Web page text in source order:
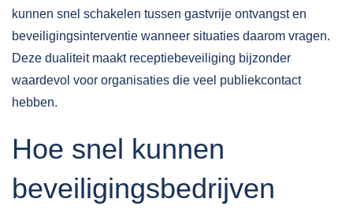
kunnen snel schakelen tussen gastvrije ontvangst en
beveiligingsinterventie wanneer situaties daarom vragen.
Deze dualiteit maakt receptiebeveiliging bijzonder
waardevol voor organisaties die veel publiekcontact
hebben.
Hoe snel kunnen
beveiligingsbedrijven